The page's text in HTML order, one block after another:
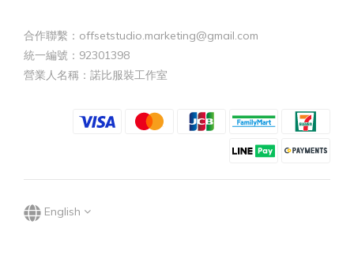
合作聯繫：offsetstudio.marketing@gmail.com
統一編號：92301398
營業人名稱：諾比服裝工作室
English